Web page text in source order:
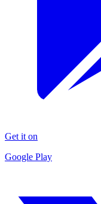
Get it on
Google Play